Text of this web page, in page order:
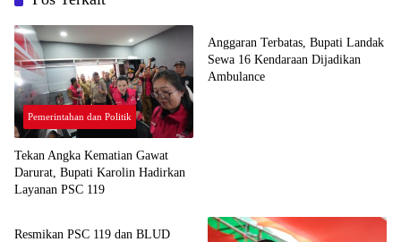
Pemerintahan dan Politik
Tekan Angka Kematian Gawat
Darurat, Bupati Karolin Hadirkan
Layanan PSC 119
Anggaran Terbatas, Bupati Landak
Sewa 16 Kendaraan Dijadikan
Ambulance
Pemerintahan dan Politik
Resmikan PSC 119 dan BLUD